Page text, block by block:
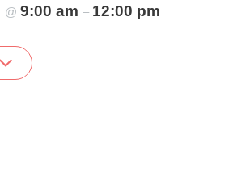
@ 9:00 am – 12:00 pm